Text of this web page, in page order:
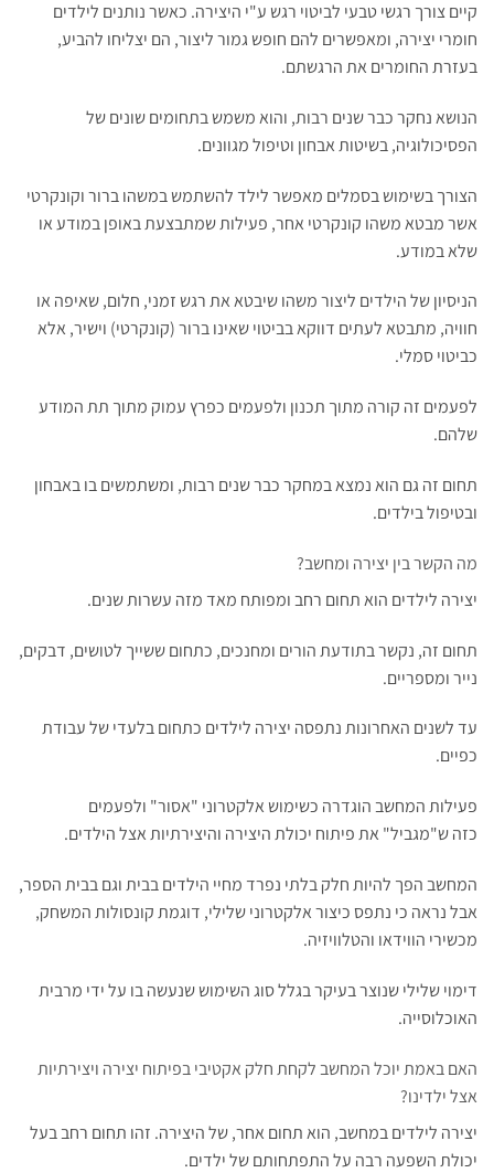
קיים צורך רגשי טבעי לביטוי רגש ע"י היצירה. כאשר נותנים לילדים
חומרי יצירה, ומאפשרים להם חופש גמור ליצור, הם יצליחו להביע,
בעזרת החומרים את הרגשתם.
הנושא נחקר כבר שנים רבות, והוא משמש בתחומים שונים של
הפסיכולוגיה, בשיטות אבחון וטיפול מגוונים.
הצורך בשימוש בסמלים מאפשר לילד להשתמש במשהו ברור וקונקרטי
אשר מבטא משהו קונקרטי אחר, פעילות שמתבצעת באופן במודע או
שלא במודע.
הניסיון של הילדים ליצור משהו שיבטא את רגש זמני, חלום, שאיפה או
חוויה, מתבטא לעתים דווקא בביטוי שאינו ברור (קונקרטי) וישיר, אלא
כביטוי סמלי.
לפעמים זה קורה מתוך תכנון ולפעמים כפרץ עמוק מתוך תת המודע
שלהם.
תחום זה גם הוא נמצא במחקר כבר שנים רבות, ומשתמשים בו באבחון
ובטיפול בילדים.
מה הקשר בין יצירה ומחשב?
יצירה לילדים הוא תחום רחב ומפותח מאד מזה עשרות שנים.
תחום זה, נקשר בתודעת הורים ומחנכים, כתחום ששייך לטושים, דבקים,
נייר ומספריים.
עד לשנים האחרונות נתפסה יצירה לילדים כתחום בלעדי של עבודת
כפיים.
פעילות המחשב הוגדרה כשימוש אלקטרוני "אסור" ולפעמים
כזה ש"מגביל" את פיתוח יכולת היצירה והיצירתיות אצל הילדים.
המחשב הפך להיות חלק בלתי נפרד מחיי הילדים בבית וגם בבית הספר,
אבל נראה כי נתפס כיצור אלקטרוני שלילי, דוגמת קונסולות המשחק,
מכשירי הווידאו והטלוויזיה.
דימוי שלילי שנוצר בעיקר בגלל סוג השימוש שנעשה בו על ידי מרבית
האוכלוסייה.
האם באמת יוכל המחשב לקחת חלק אקטיבי בפיתוח יצירה ויצירתיות
אצל ילדינו?
יצירה לילדים במחשב, הוא תחום אחר, של היצירה. זהו תחום רחב בעל
יכולת השפעה רבה על התפתחותם של ילדים.